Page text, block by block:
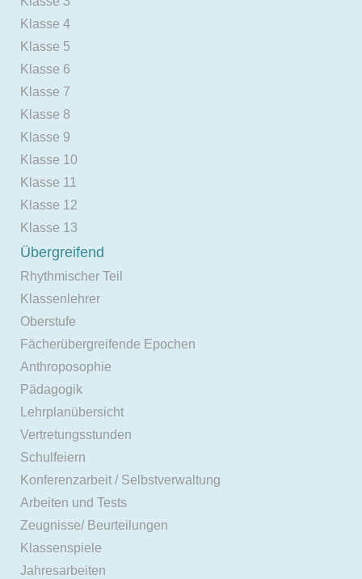
Klasse 4
Klasse 5
Klasse 6
Klasse 7
Klasse 8
Klasse 9
Klasse 10
Klasse 11
Klasse 12
Klasse 13
Übergreifend
Rhythmischer Teil
Klassenlehrer
Oberstufe
Fächerübergreifende Epochen
Anthroposophie
Pädagogik
Lehrplanübersicht
Vertretungsstunden
Schulfeiern
Konferenzarbeit / Selbstverwaltung
Arbeiten und Tests
Zeugnisse/ Beurteilungen
Klassenspiele
Jahresarbeiten